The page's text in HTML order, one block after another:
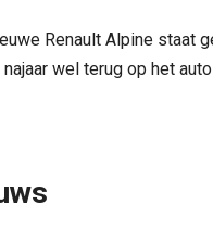
Renault Alpine staat
wel terug op het